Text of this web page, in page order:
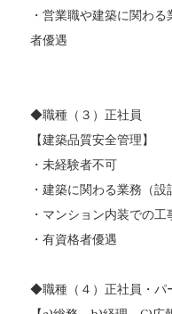
・営業職や建築に関わ
者優遇
◆職種（３）正社員
【建築品質安全管理】
・未経験者不可
・建築に関わる業務（
・マンション内装での
・有資格者優遇
◆職種（４）正社員・パ